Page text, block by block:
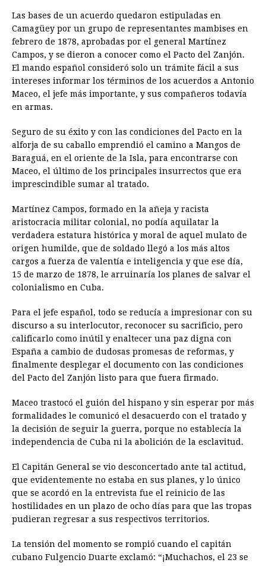
Las bases de un acuerdo quedaron estipuladas en
Camagüey por un grupo de representantes mambises en
febrero de 1878, aprobadas por el general Martínez
Campos, y se dieron a conocer como el Pacto del Zanjón.
El mando español consideró solo un trámite fácil a sus
intereses informar los términos de los acuerdos a Antonio
Maceo, el jefe más importante, y sus compañeros todavía
en armas.
Seguro de su éxito y con las condiciones del Pacto en la
alforja de su caballo emprendió el camino a Mangos de
Baraguá, en el oriente de la Isla, para encontrarse con
Maceo, el último de los principales insurrectos que era
imprescindible sumar al tratado.
Martínez Campos, formado en la añeja y racista
aristocracia militar colonial, no podía aquilatar la
verdadera estatura histórica y moral de aquel mulato de
origen humilde, que de soldado llegó a los más altos
cargos a fuerza de valentía e inteligencia y que ese día,
15 de marzo de 1878, le arruinaría los planes de salvar el
colonialismo en Cuba.
Para el jefe español, todo se reducía a impresionar con su
discurso a su interlocutor, reconocer su sacrificio, pero
calificarlo como inútil y enaltecer una paz digna con
España a cambio de dudosas promesas de reformas, y
finalmente desplegar el documento con las condiciones
del Pacto del Zanjón listo para que fuera firmado.
Maceo trastocó el guión del hispano y sin esperar por más
formalidades le comunicó el desacuerdo con el tratado y
la decisión de seguir la guerra, porque no establecía la
independencia de Cuba ni la abolición de la esclavitud.
El Capitán General se vio desconcertado ante tal actitud,
que evidentemente no estaba en sus planes, y lo único
que se acordó en la entrevista fue el reinicio de las
hostilidades en un plazo de ocho días para que las tropas
pudieran regresar a sus respectivos territorios.
La tensión del momento se rompió cuando el capitán
cubano Fulgencio Duarte exclamó: “¡Muchachos, el 23 se